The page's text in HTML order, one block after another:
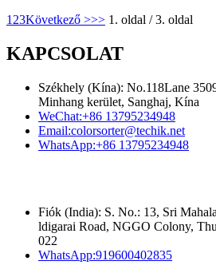
1 23Következő >>> 1. oldal / 3. oldal
KAPCSOLAT
Székhely (Kína): No.118Lane
Minhang kerület, Sanghaj, Kína
WeChat:+86 13795234948
Email:colorsorter@techik.net
WhatsApp:+86 13795234948
Fiók (India): S. No.: 13, Sri
ldigarai Road, NGGO Colony,
022
WhatsApp:919600402835